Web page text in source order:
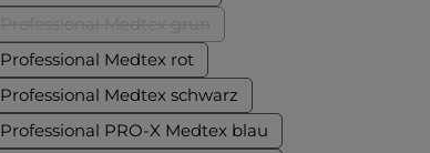
(Diese Option ist zurzeit nicht verfügbar.)
Professional Medtex rot
Professional Medtex schwarz
Professional PRO-X Medtex blau